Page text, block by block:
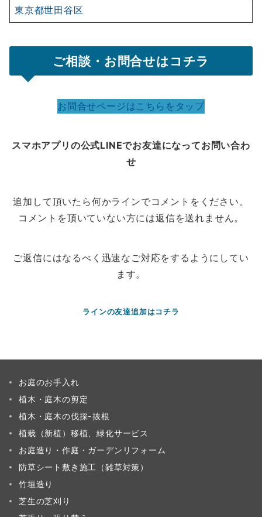
東京都世田谷区
ご相談・お問合せはコチラ
お問合せページはこちらをタップ
スマホアプリの公式LINEでお友達になってお問い合わ
せ
追加して頂いたら何かラインでコメントをください。
コメントを頂いていない方には返信を送れません。
ご返信にはなるべく迅速なご対応をするようにしてい
ます。
ラインの友達追加はコチラ
お庭のお手入れ
植木・庭木の剪定
植木・庭木の伐採-抜根
植栽（新植）移植、緑化サービス
お庭造り・作庭・ガーデンリフォーム
防草シート敷き施工（雑草対策）
竹垣造り
芝生の芝刈り